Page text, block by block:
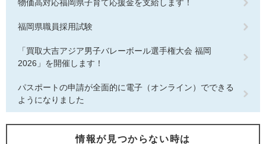
物価高対応福岡県子育て応援金を支給します！
福岡県職員採用試験
「買取大吉アジア男子バレーボール選手権大会 福岡
2026」を開催します！
パスポートの申請が全面的に電子（オンライン）でできる
ようになりました
情報が見つからない時は